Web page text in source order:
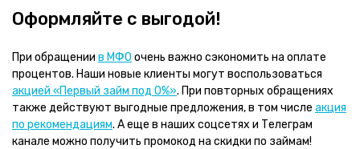
Оформляйте с выгодой!
При обращении в МФО очень важно сэкономить на оплате
процентов. Наши новые клиенты могут воспользоваться
акцией «Первый займ под 0%». При повторных обращениях
также действуют выгодные предложения, в том числе акция
по рекомендациям. А еще в наших соцсетях и Телеграм
канале можно получить промокод на скидки по займам!